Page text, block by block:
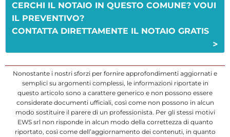
CERCHI IL NOTAIO IN QUESTO COMUNE? VOUI
IL PREVENTIVO?
CONTATTA DIRETTAMENTE IL NOTAIO GRATIS
>
Nonostante i nostri sforzi per fornire approfondimenti aggiornati e
semplici su argomenti complessi, le informazioni riportate in
questo articolo sono a carattere generico e non possono essere
considerate documenti ufficiali, così come non possono in alcun
modo sostituire il parere di un professionista. Per gli stessi motivi
EWS srl non risponde in alcun modo della correttezza di quanto
riportato, così come dell’aggiornamento dei contenuti, in quanto